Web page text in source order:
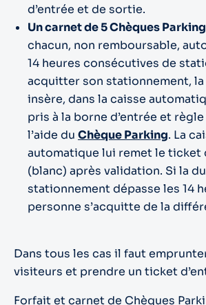
d’entrée et de sortie.
Un carnet de 5 Chèques Parking
chacun, non remboursable,
14 heures consécutives de
acquitter son stationnement,
insère, dans la caisse
pris à la borne d’entrée et
l’aide du Chèque Parking. La
automatique lui remet le ticket
(blanc) après validation. Si la
stationnement dépasse les 14
personne s’acquitte de la
Dans tous les cas il faut
visiteurs et prendre un ticket
Forfait et carnet de Chèques